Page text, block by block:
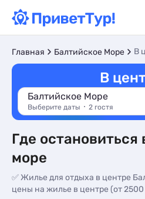
Главная Балтийское Море В
В
Балтийское Море
Выберите даты 2 гостя
Где остановиться
море
✅ Жилье для отдыха в центре
цены на жилье в центре (от